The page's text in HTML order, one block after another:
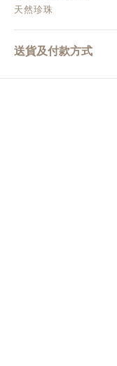
天然珍珠
送貨及付款方式